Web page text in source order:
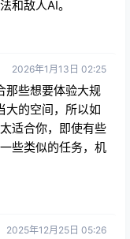
和敌人AI。
2026年1月13日 02:25
那些想要体验大规
大的空间，所以如
适合你，即使有些
些类似的任务，机
2025年12月25日 05:26